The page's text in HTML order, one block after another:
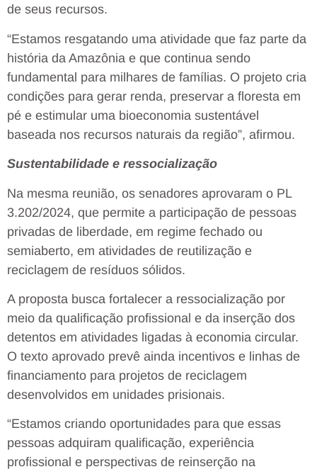
de seus recursos.
“Estamos resgatando uma atividade que faz parte da
história da Amazônia e que continua sendo
fundamental para milhares de famílias. O projeto cria
condições para gerar renda, preservar a floresta em
pé e estimular uma bioeconomia sustentável
baseada nos recursos naturais da região”, afirmou.
Sustentabilidade e ressocialização
Na mesma reunião, os senadores aprovaram o PL
3.202/2024, que permite a participação de pessoas
privadas de liberdade, em regime fechado ou
semiaberto, em atividades de reutilização e
reciclagem de resíduos sólidos.
A proposta busca fortalecer a ressocialização por
meio da qualificação profissional e da inserção dos
detentos em atividades ligadas à economia circular.
O texto aprovado prevê ainda incentivos e linhas de
financiamento para projetos de reciclagem
desenvolvidos em unidades prisionais.
“Estamos criando oportunidades para que essas
pessoas adquiram qualificação, experiência
profissional e perspectivas de reinserção na